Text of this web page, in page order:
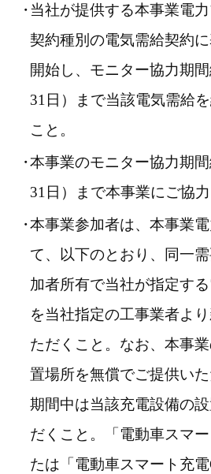
当社が提供する本事業電
契約種別の電気需給契約
開始し、モニター協力期
31日）まで当該電気需給
こと。
本事業のモニター協力期
31日）まで本事業にご協力
本事業参加者は、本事業
て、以下のとおり、同一
加者所有で当社が指定す
を当社指定の工事業者よ
ただくこと。なお、本事
置場所を無償でご提供い
期間中は当該充電設備の
だくこと。「電動車スマ
たは「電動車スマート充